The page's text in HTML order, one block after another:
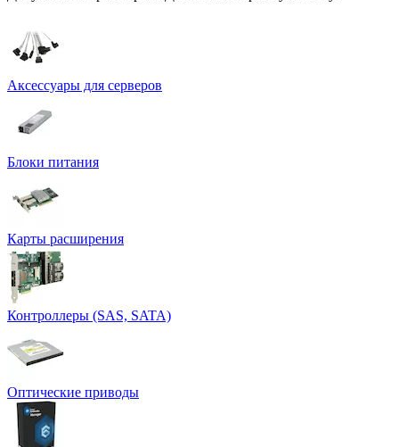
Аксессуары для серверов
Блоки питания
Карты расширения
Контроллеры (SAS, SATA)
Оптические приводы